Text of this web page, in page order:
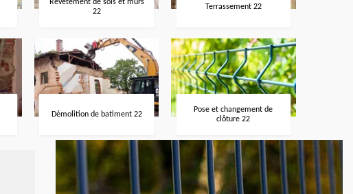
Revêtement de sols et murs
22
Terrassement 22
Démolition de batiment 22
Pose et changement de
clôture 22